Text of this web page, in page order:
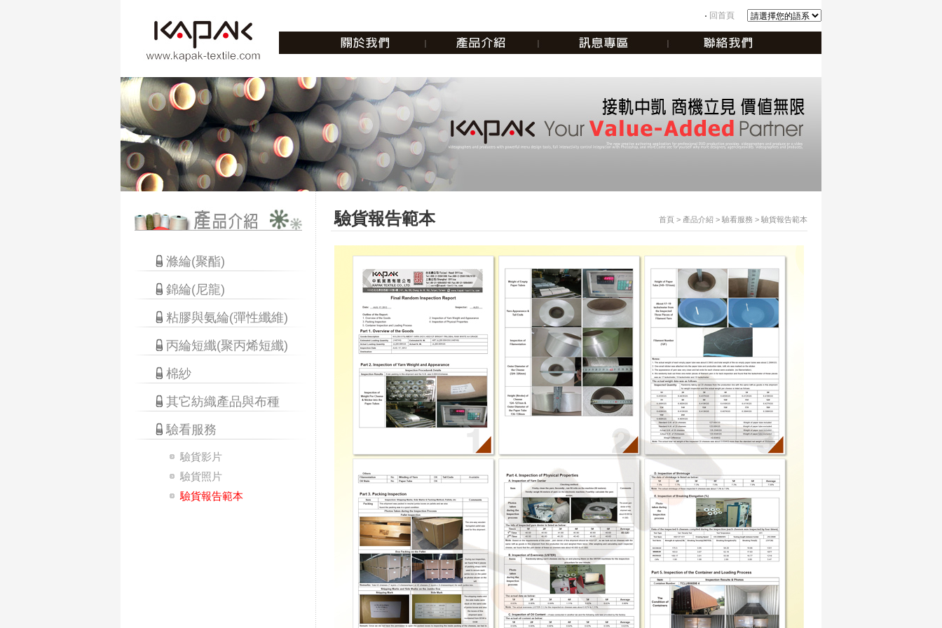
回首頁
滌綸(聚酯)
錦綸(尼龍)
粘膠與氨綸(彈性纖維)
丙綸短纖(聚丙烯短纖)
棉紗
其它紡織產品與布種
驗看服務
驗貨影片
驗貨照片
驗貨報告範本
驗貨報告範本 首頁 > 產品介紹 > 驗看服務 > 驗貨報告範本